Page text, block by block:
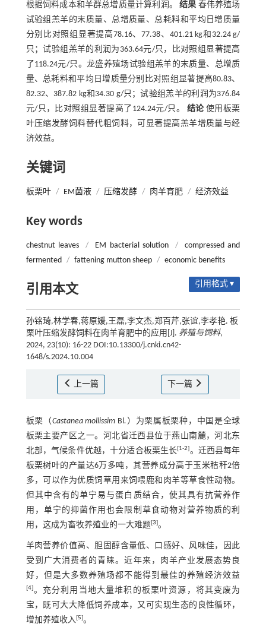
根据饲料成本和羊群总增质量计算利润。结果 春伟养殖场
试验组羔羊的末质量、总增质量、总耗料和平均日增质量
分别比对照组显著提高78.16、77.38、401.21 kg和32.24 g/
只；试验组羔羊的利润为363.64元/只，比对照组显著提高
了118.24元/只。龙盛养殖场试验组羔羊的末质量、总增质
量、总耗料和平均日增质量分别比对照组显著提高80.83、
82.32、387.82 kg和34.30 g/只；试验组羔羊的利润为376.84
元/只，比对照组显著提高了124.24元/只。 结论使用板栗
叶压缩发酵饲料替代粗饲料，可显著提高羔羊增质量与经
济效益。
关键词
板栗叶 / EM菌液 / 压缩发酵 / 肉羊育肥 / 经济效益
Key words
chestnut leaves / EM bacterial solution /
compressed and
fermented / fattening mutton sheep / economic benefits
引用本文 引用格式 ▾
孙铭琦,林学春,蒋原媛,王磊,李文杰,郑百芹,张谊,李孝艳. 板
栗叶压缩发酵饲料在肉羊育肥中的应用[J]. 养殖与饲料,
2024, 23(10): 16-22 DOI:10.13300/j.cnki.cn42-
1648/s.2024.10.004
上一篇 下一篇
板栗（Castanea mollissim Bl. ）为栗属板栗种，中国是全球
板栗主要产区之一。河北省迁西县位于燕山南麓，河北东
北部，气候条件优越，十分适合板栗生长[1-2]。迁西县每年
板栗树叶的产量达6万多吨，其营养成分高于玉米秸秆2倍
多，可以作为优质饲草用来饲喂鹿和肉羊等草食性动物。
但其中含有的单宁易与蛋白质结合，使其具有抗营养作
用，单宁的抑菌作用也会限制草食动物对营养物质的利
用，这成为畜牧养殖业的一大难题[3]。
羊肉营养价值高、胆固醇含量低、口感好、风味佳，因此
受到广大消费者的青睐。近年来，肉羊产业发展态势良
好，但是大多数养殖场都不能得到最佳的养殖经济效益
[4]。充分利用当地大量堆积的板栗叶资源，将其变废为
宝，既可大大降低饲养成本，又可实现生态的良性循环，
增加养殖收入[5]。